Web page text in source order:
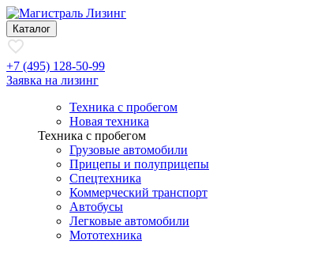
Каталог
+7 (495) 128-50-99
Заявка на лизинг
Техника с пробегом
Новая техника
Техника с пробегом
Грузовые автомобили
Прицепы и полуприцепы
Спецтехника
Коммерческий транспорт
Автобусы
Легковые автомобили
Мототехника